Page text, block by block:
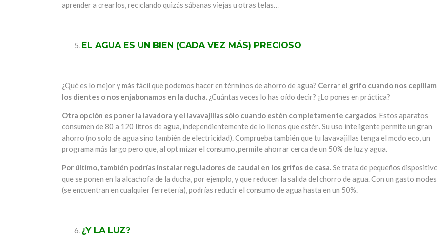
aprender a crearlos, reciclando quizás sábanas viejas u otras telas…
EL AGUA ES UN BIEN (CADA VEZ MÁS) PRECIOSO
¿Qué es lo mejor y más fácil que podemos hacer en términos de ahorro de agua? Cerrar el grifo cuando nos
los dientes o nos enjabonamos en la ducha. ¿Cuántas veces lo has oído decir? ¿Lo pones en práctica?
Otra opción es poner la lavadora y el lavavajillas sólo cuando estén completamente cargados. Estos aparatos
consumen de 80 a 120 litros de agua, independientemente de lo llenos que estén. Su uso inteligente permite un gran
ahorro (no solo de agua sino también de electricidad). Comprueba también que tu lavavajillas tenga el modo eco, un
programa más largo pero que, al optimizar el consumo, permite ahorrar cerca de un 50% de luz y agua.
Por último, también podrías instalar reguladores de caudal en los grifos de casa.Se trata de pequeños
que se ponen en la alcachofa de la ducha, por ejemplo, y que reducen la salida del chorro de agua. Con un gasto
(se encuentran en cualquier ferretería), podrías reducir el consumo de agua hasta en un 50%.
¿Y LA LUZ?